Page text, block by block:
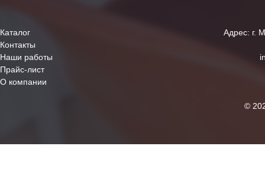
Каталог
Контакты
Наши работы
Прайс-лист
О компании
Адрес: г.
©